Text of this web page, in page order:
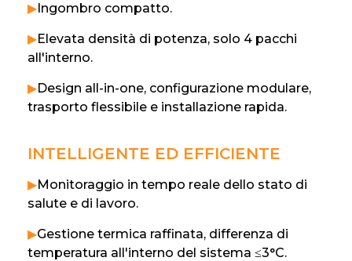
▶Ingombro compatto.
▶Elevata densità di potenza, solo 4 pacchi
all'interno.
▶Design all-in-one, configurazione modulare,
trasporto flessibile e installazione rapida.
INTELLIGENTE ED EFFICIENTE
▶Monitoraggio in tempo reale dello stato di
salute e di lavoro.
▶Gestione termica raffinata, differenza di
temperatura all'interno del sistema ≤3°C.